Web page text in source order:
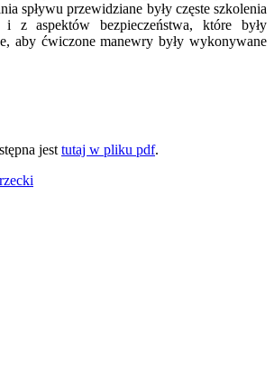
spływu przewidziane były częste szkolenia
z aspektów bezpieczeństwa, które były
aby ćwiczone manewry były wykonywane
jest tutaj w pliku pdf.